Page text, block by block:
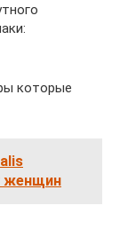
которые
женщин